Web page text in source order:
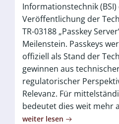
Informationstechnik
Veröffentlichung der
TR-03188 „Passkey
Meilenstein. Passkeys
offiziell als Stand der
gewinnen aus
regulatorischer
Relevanz. Für
bedeutet dies weit mehr
weiter lesen